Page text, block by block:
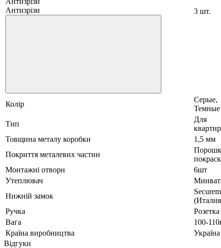
Антизрізи
3 шт.
Колір
Серые,
Темные
Тип
Для
Товщина металу коробки
1,5 мм
Покриття металевих частин
Монтажні отвори
6шт
Утеплювач
Нижній замок
Ручка
Розетка
Вага
100-
Країна виробництва
Україна
Відгуки